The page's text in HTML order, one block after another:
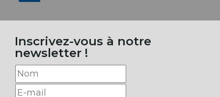
Inscrivez-vous à notre
newsletter !